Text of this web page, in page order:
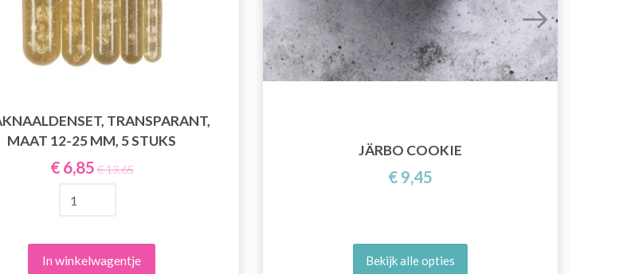
TRANSPARANT,
MAAT 12-25 MM, 5 STUKS
€ 6,85 € 13,65
In winkelwagentje
JÄRBO COOKIE
€ 9,45
Bekijk alle opties